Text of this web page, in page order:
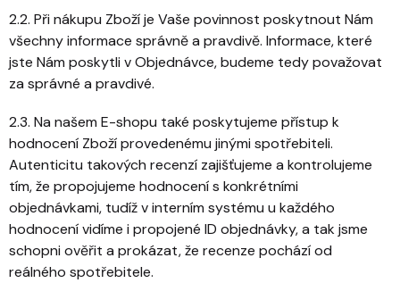
2.2. Při nákupu Zboží je Vaše povinnost poskytnout Nám
všechny informace správně a pravdivě. Informace, které
jste Nám poskytli v Objednávce, budeme tedy považovat
za správné a pravdivé.
2.3. Na našem E-shopu také poskytujeme přístup k
hodnocení Zboží provedenému jinými spotřebiteli.
Autenticitu takových recenzí zajišťujeme a kontrolujeme
tím, že propojujeme hodnocení s konkrétními
objednávkami, tudíž v interním systému u každého
hodnocení vidíme i propojené ID objednávky, a tak jsme
schopni ověřit a prokázat, že recenze pochází od
reálného spotřebitele.